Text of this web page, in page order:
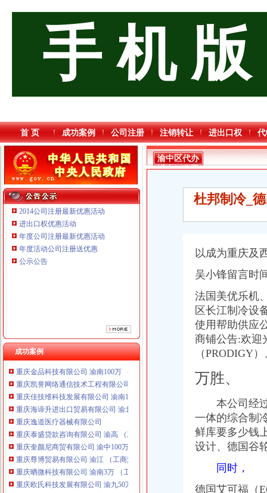
手 机 版
首 页 成功案例 公司注册 注销转让 进出口权
2014公司注册最新优惠活动
进出口权优惠活动
年度公司注册最新优惠活动
年度活动公司注册送优惠
公示公告
成功案例
重庆海谛升进出口贸易有限公司 渝北100万 （进出口权）
重庆晒微科技有限公司 渝南3万 （工商注册）
重庆欧氏科技发展有限公司 渝九50万 （进出口权）
重庆市明诚塑料制品有限责任公司 渝高100万 （进出口权）
重庆金品科技有限公司 渝南100万 （进出口权）
重庆凯誉网络通信技术工程有限公司 渝中300万 （工商变更）
重庆佳技维科技发展有限公司 渝南100万 （进出口权）
重庆海谛升进出口贸易有限公司 渝北100万 （进出口权）
重庆逸道医疗器械有限公司
重庆泰盛贷款咨询有限公司 渝高 （工商注册）
重庆奎颜尼商贸有限公司 渝中100万 （工商注册）
重庆尊博贸易有限公司 渝江 （工商注册）
重庆晒微科技有限公司 渝南3万 （工商注册）
重庆欧氏科技发展有限公司 渝九50万 （进出口权）
重庆市明诚塑料制品有限责任公司 渝高100万 （进出口权）
渝中区代办
进出口公司
杜邦制冷_
以成为重庆及
吴小锋留言时
法国美优乐机
区长江制冷设
使用帮助供应
商铺公告:欢迎
（PRODIGY
万胜、
本公司经过
一体的综合制
鲜库要多少钱
设计、德国谷
同时，
德国艾可福（